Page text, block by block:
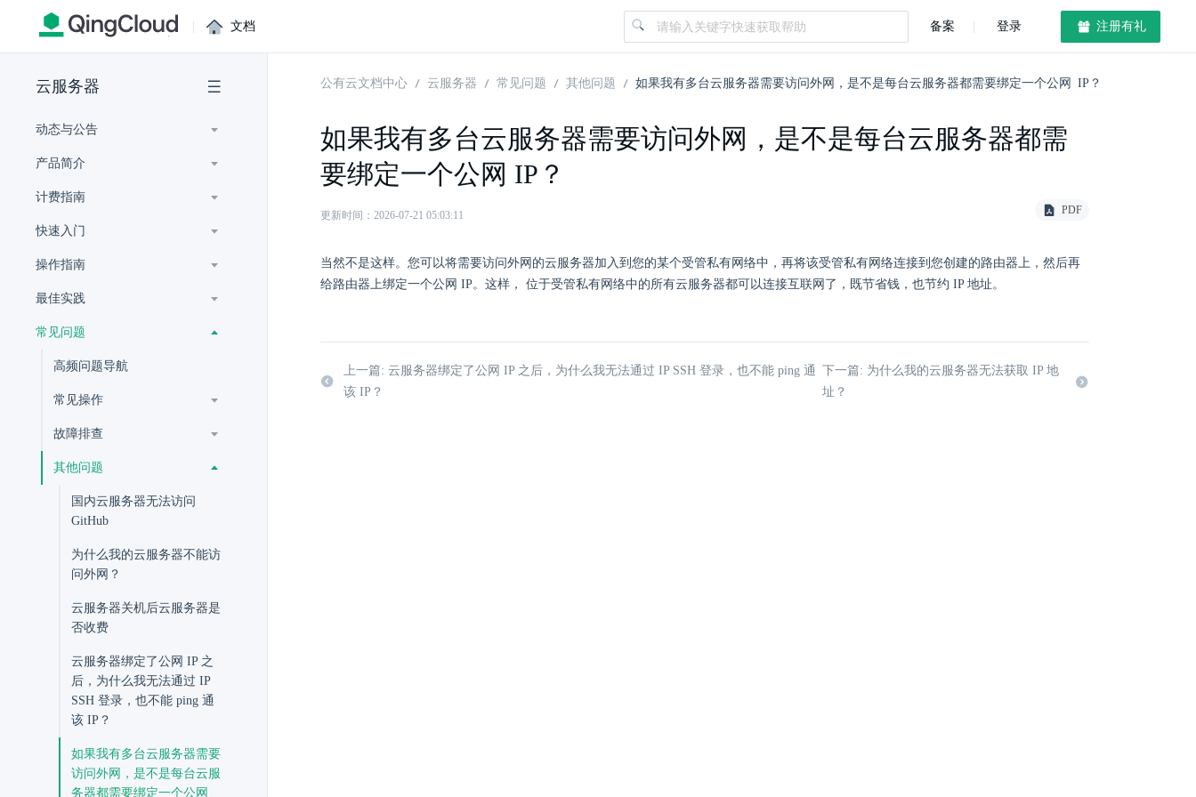
| 文档 备案 登录 注册有礼
云服务器
动态与公告
产品简介
计费指南
快速入门
操作指南
最佳实践
常见问题
高频问题导航
常见操作
故障排查
其他问题
国内云服务器无法访问
GitHub
为什么我的云服务器不能访
问外网？
云服务器关机后云服务器是
否收费
云服务器绑定了公网 IP 之
后，为什么我无法通过 IP
SSH 登录，也不能 ping 通
该 IP？
如果我有多台云服务器需要
访问外网，是不是每台云服
务器都需要绑定一个公网
公有云文档中心 云服务器 常见问题 其他问题 如果我有多台云服务器需要访问外网，是不是每台云服务器都需要绑定一个公网 IP？
如果我有多台云服务器需要访问外网，是不是每台云服务器都需
要绑定一个公网 IP？
更新时间：2026-07-21 05:03:11 PDF
当然不是这样。您可以将需要访问外网的云服务器加入到您的某个受管私有网络中，再将该受管私有网络连接到您创建的路由器上，然后再
给路由器上绑定一个公网 IP。这样， 位于受管私有网络中的所有云服务器都可以连接互联网了，既节省钱，也节约 IP 地址。
上一篇: 云服务器绑定了公网 IP 之后，为什么我无法通过 IP SSH 登录，也不能 ping 通
该 IP？
下一篇: 为什么我的云服务器无法获取 IP 地
址？